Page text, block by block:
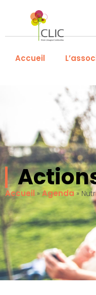
Accueil
Accueil » Agenda»